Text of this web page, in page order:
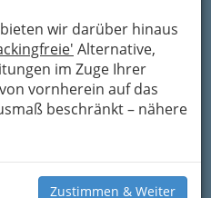
bieten wir darüber hinaus
Alternative,
im Zuge Ihrer
vornherein auf das
beschränkt – nähere
Zustimmen & Weiter
Vor allem dann,